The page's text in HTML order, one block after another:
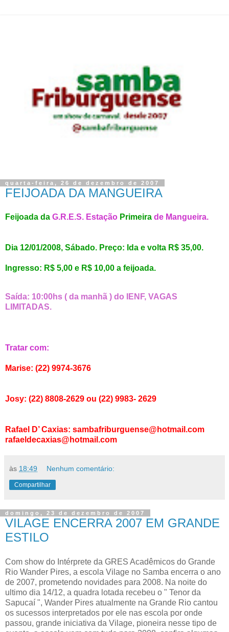
quarta-feira, 26 de dezembro de 2007
FEIJOADA DA MANGUEIRA
Feijoada da G.R.E.S. Estação Primeira de Mangueira.
Dia 12/01/2008, Sábado. Preço: Ida e volta R$ 35,00.
Ingresso: R$ 5,00 e R$ 10,00 a feijoada.
Saída: 10:00hs ( da manhã ) do IENF, VAGAS
LIMITADAS.
Tratar com:
Marise: (22) 9974-3676
Josy: (22) 8808-2629 ou (22) 9983- 2629
Rafael D’ Caxias: sambafriburguense@hotmail.com
rafaeldecaxias@hotmail.com
às 18:49 Nenhum comentário:
Compartilhar
domingo, 23 de dezembro de 2007
VILAGE ENCERRA 2007 EM GRANDE
ESTILO
Com show do Intérprete da GRES Acadêmicos do Grande
Rio Wander Pires, a escola Vilage no Samba encerra o ano
de 2007, prometendo novidades para 2008. Na noite do
ultimo dia 14/12, a quadra lotada recebeu o " Tenor da
Sapucaí ", Wander Pires atualmente na Grande Rio cantou
os sucessos interpretados por ele nas escola por onde
passou, grande iniciativa da Vilage, pioneira nesse tipo de